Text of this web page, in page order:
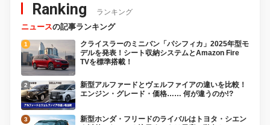
Ranking ランキング
ニュースの記事ランキング
クライスラーのミニバン「パシフィカ」2025年型モ
デルを発表！シート収納システムとAmazon Fire
TVを標準搭載！
新型アルファードとヴェルファイアの違いを比較！
エンジン・グレード・価格…… 何が違うのか!?
新型ホンダ・フリードのライバルはトヨタ・シエン